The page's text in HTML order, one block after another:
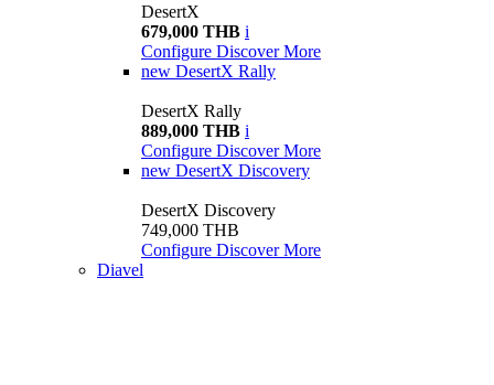
DesertX
679,000 THB i
Configure Discover More
new DesertX Rally
DesertX Rally
889,000 THB i
Configure Discover More
new DesertX Discovery
DesertX Discovery
749,000 THB
Configure Discover More
Diavel